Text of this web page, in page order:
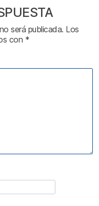
será publicada. Los
con *